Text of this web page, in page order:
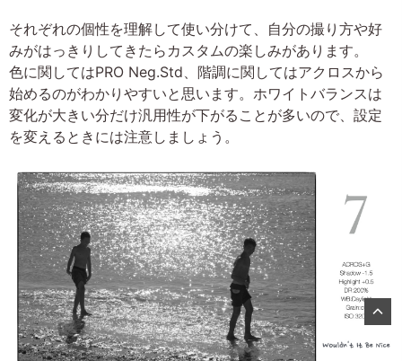
それぞれの個性を理解して使い分けて、自分の撮り方や好
みがはっきりしてきたらカスタムの楽しみがあります。
色に関してはPRO Neg.Std、階調に関してはアクロスから
始めるのがわかりやすいと思います。ホワイトバランスは
変化が大きい分だけ汎用性が下がることが多いので、設定
を変えるときには注意しましょう。